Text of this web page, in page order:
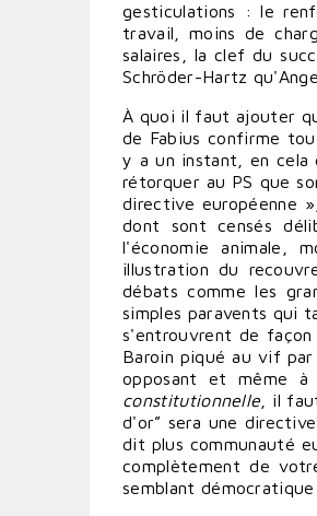
gesticulations : le
travail, moins de
salaires, la clef du
Schröder-Hartz
À quoi il faut ajouter
de Fabius confirme
y a un instant, en cela
rétorquer au PS que
directive européenne
dont sont censés
l'économie animale,
illustration du
débats comme les
simples paravents qui
s'entrouvrent de façon
Baroin piqué au vif
opposant et même
constitutionnelle , il
d'or” sera une
dit plus communauté
complètement de
semblant